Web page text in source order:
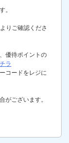
。
りご確認くださ
優待ポイントの
ラ
コードをレジに
がございます。